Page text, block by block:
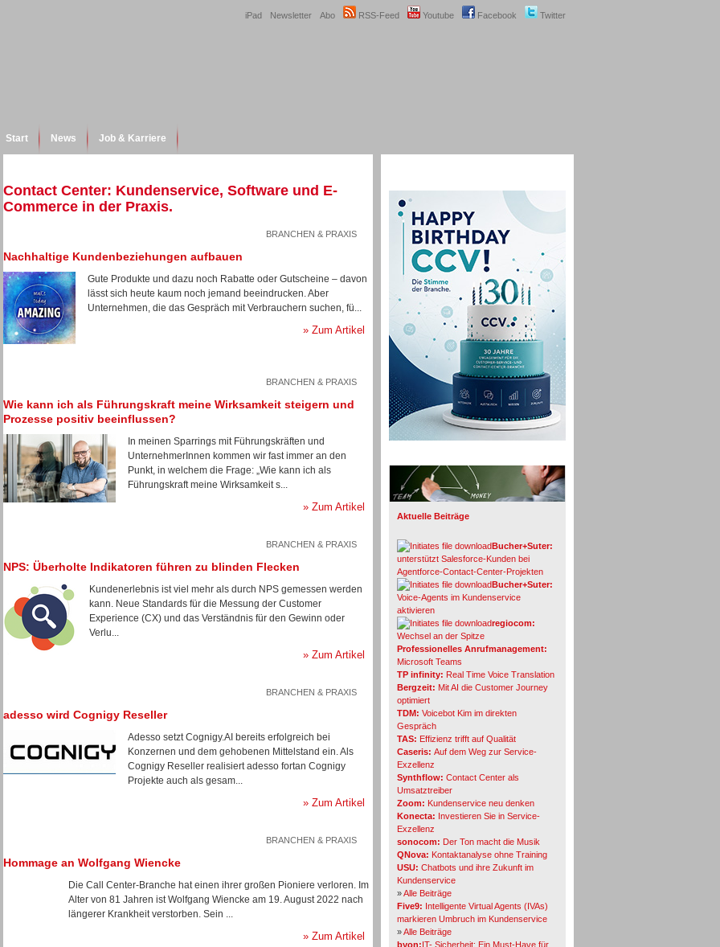
Twitter
Facebook
Youtube
RSS-Feed
Abo
Newsletter
iPad
Start News Job & Karriere
Contact Center: Kundenservice, Software und E-
Commerce in der Praxis.
BRANCHEN & PRAXIS
Nachhaltige Kundenbeziehungen aufbauen
Gute Produkte und dazu noch Rabatte oder Gutscheine – davon
lässt sich heute kaum noch jemand beeindrucken. Aber
Unternehmen, die das Gespräch mit Verbrauchern suchen, fü...
» Zum Artikel
BRANCHEN & PRAXIS
Wie kann ich als Führungskraft meine Wirksamkeit steigern und
Prozesse positiv beeinflussen?
In meinen Sparrings mit Führungskräften und
UnternehmerInnen kommen wir fast immer an den
Punkt, in welchem die Frage: „Wie kann ich als
Führungskraft meine Wirksamkeit s...
» Zum Artikel
BRANCHEN & PRAXIS
NPS: Überholte Indikatoren führen zu blinden Flecken
Kundenerlebnis ist viel mehr als durch NPS gemessen werden
kann. Neue Standards für die Messung der Customer
Experience (CX) und das Verständnis für den Gewinn oder
Verlu...
» Zum Artikel
BRANCHEN & PRAXIS
adesso wird Cognigy Reseller
Adesso setzt Cognigy.AI bereits erfolgreich bei
Konzernen und dem gehobenen Mittelstand ein. Als
Cognigy Reseller realisiert adesso fortan Cognigy
Projekte auch als gesam...
» Zum Artikel
BRANCHEN & PRAXIS
Hommage an Wolfgang Wiencke
Die Call Center-Branche hat einen ihrer großen Pioniere verloren. Im
Alter von 81 Jahren ist Wolfgang Wiencke am 19. August 2022 nach
längerer Krankheit verstorben. Sein ...
» Zum Artikel
Aktuelle Beiträge
Bucher+Suter:
unterstützt Salesforce-Kunden bei
Agentforce-Contact-Center-Projekten
Bucher+Suter:
Voice-Agents im Kundenservice
aktivieren
regiocom:
Wechsel an der Spitze
Professionelles Anrufmanagement:
Microsoft Teams
TP infinity: Real Time Voice Translation
Bergzeit: Mit AI die Customer Journey
optimiert
TDM: Voicebot Kim im direkten
Gespräch
TAS: Effizienz trifft auf Qualität
Caseris: Auf dem Weg zur Service-
Exzellenz
Synthflow: Contact Center als
Umsatztreiber
Zoom: Kundenservice neu denken
Konecta: Investieren Sie in Service-
Exzellenz
sonocom: Der Ton macht die Musik
QNova: Kontaktanalyse ohne Training
USU: Chatbots und ihre Zukunft im
Kundenservice
»Alle Beiträge
Five9: Intelligente Virtual Agents (IVAs)
markieren Umbruch im Kundenservice
»Alle Beiträge
byon:IT- Sicherheit: Ein Must-Have für